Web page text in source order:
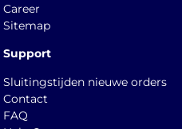
Career
Sitemap
Support
Sluitingstijden nieuwe orders
Contact
FAQ